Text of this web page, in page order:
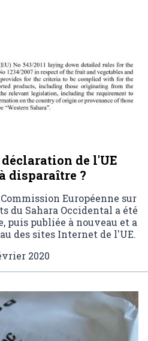
de l'UE
disparaître ?
Européenne sur
du Sahara Occidental a été
puis publiée à nouveau et a
des sites Internet de l'UE.
2020